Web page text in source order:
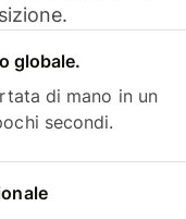
globale.
di mano in un
secondi.